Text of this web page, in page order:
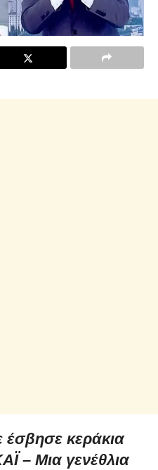
κεράκια
– Μια γενέθλια